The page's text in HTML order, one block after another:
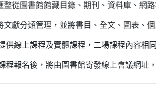
整從圖書館館藏目錄、期刊、資料庫、網
文獻分類管理，並將書目、全文、圖表、
供線上課程及實體課程，二場課程內容相
程報名後，將由圖書館寄發線上會議網址